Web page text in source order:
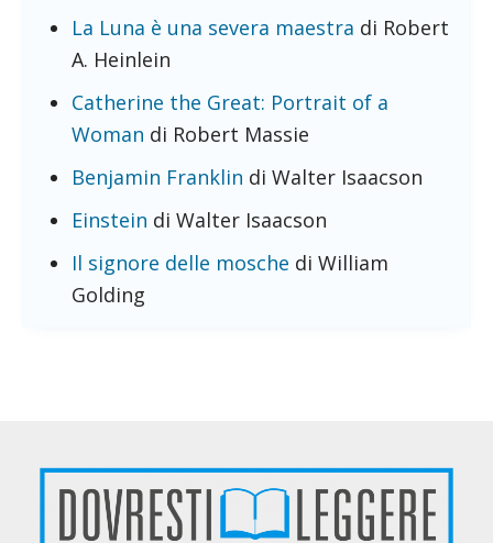
La Luna è una severa maestra di Robert
A. Heinlein
Catherine the Great: Portrait of a
Woman di Robert Massie
Benjamin Franklin di Walter Isaacson
Einstein di Walter Isaacson
Il signore delle mosche di William
Golding
Footer